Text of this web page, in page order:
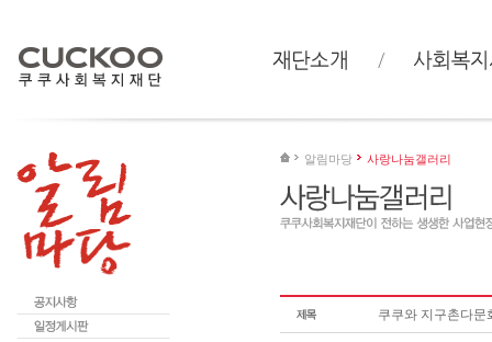
알림마당 사랑나눔갤러리
쿠쿠와 지구촌다문